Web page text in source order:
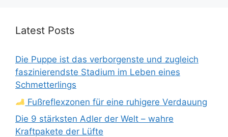
Latest Posts
Die Puppe ist das verborgenste und zugleich
faszinierendste Stadium im Leben eines
Schmetterlings
Fußreflexzonen für eine ruhigere Verdauung
Die 9 stärksten Adler der Welt – wahre
Kraftpakete der Lüfte